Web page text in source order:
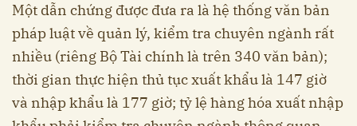
Một dẫn chứng được đưa ra là hệ thống văn bản
pháp luật về quản lý, kiểm tra chuyên ngành rất
nhiều (riêng Bộ Tài chính là trên 340 văn bản);
thời gian thực hiện thủ tục xuất khẩu là 147 giờ
và nhập khẩu là 177 giờ; tỷ lệ hàng hóa xuất nhập